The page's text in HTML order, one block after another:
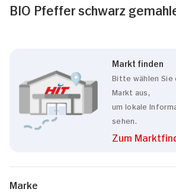
BIO Pfeffer schwarz
Markt finden
Bitte wählen Sie
Markt aus,
um lokale
sehen.
Zum
Marke